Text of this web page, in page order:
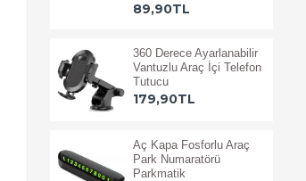
89,90TL
360 Derece Ayarlanabilir
Vantuzlu Araç İçi Telefon
Tutucu
179,90TL
Aç Kapa Fosforlu Araç
Park Numaratörü
Parkmatik